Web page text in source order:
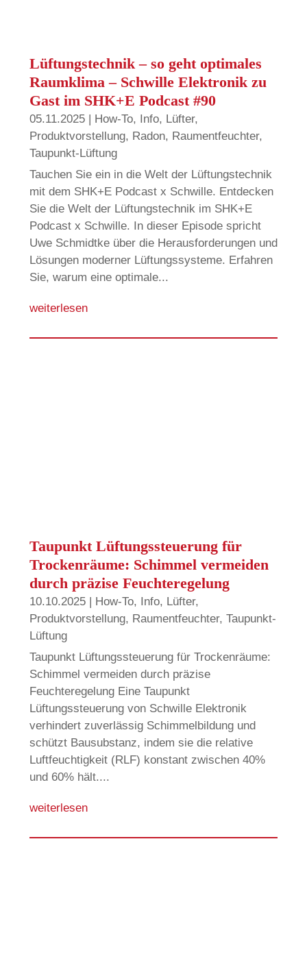
Lüftungstechnik – so geht optimales
Raumklima – Schwille Elektronik zu
Gast im SHK+E Podcast #90
05.11.2025| How-To, Info, Lüfter,
Produktvorstellung, Radon, Raumentfeuchter,
Taupunkt-Lüftung
Tauchen Sie ein in die Welt der Lüftungstechnik
mit dem SHK+E Podcast x Schwille. Entdecken
Sie die Welt der Lüftungstechnik im SHK+E
Podcast x Schwille. In dieser Episode spricht
Uwe Schmidtke über die Herausforderungen und
Lösungen moderner Lüftungssysteme. Erfahren
Sie, warum eine optimale...
weiterlesen
Taupunkt Lüftungssteuerung für
Trockenräume: Schimmel vermeiden
durch präzise Feuchteregelung
10.10.2025| How-To, Info, Lüfter,
Produktvorstellung, Raumentfeuchter, Taupunkt-
Lüftung
Taupunkt Lüftungssteuerung für Trockenräume:
Schimmel vermeiden durch präzise
Feuchteregelung Eine Taupunkt
Lüftungssteuerung von Schwille Elektronik
verhindert zuverlässig Schimmelbildung und
schützt Bausubstanz, indem sie die relative
Luftfeuchtigkeit (RLF) konstant zwischen 40%
und 60% hält....
weiterlesen